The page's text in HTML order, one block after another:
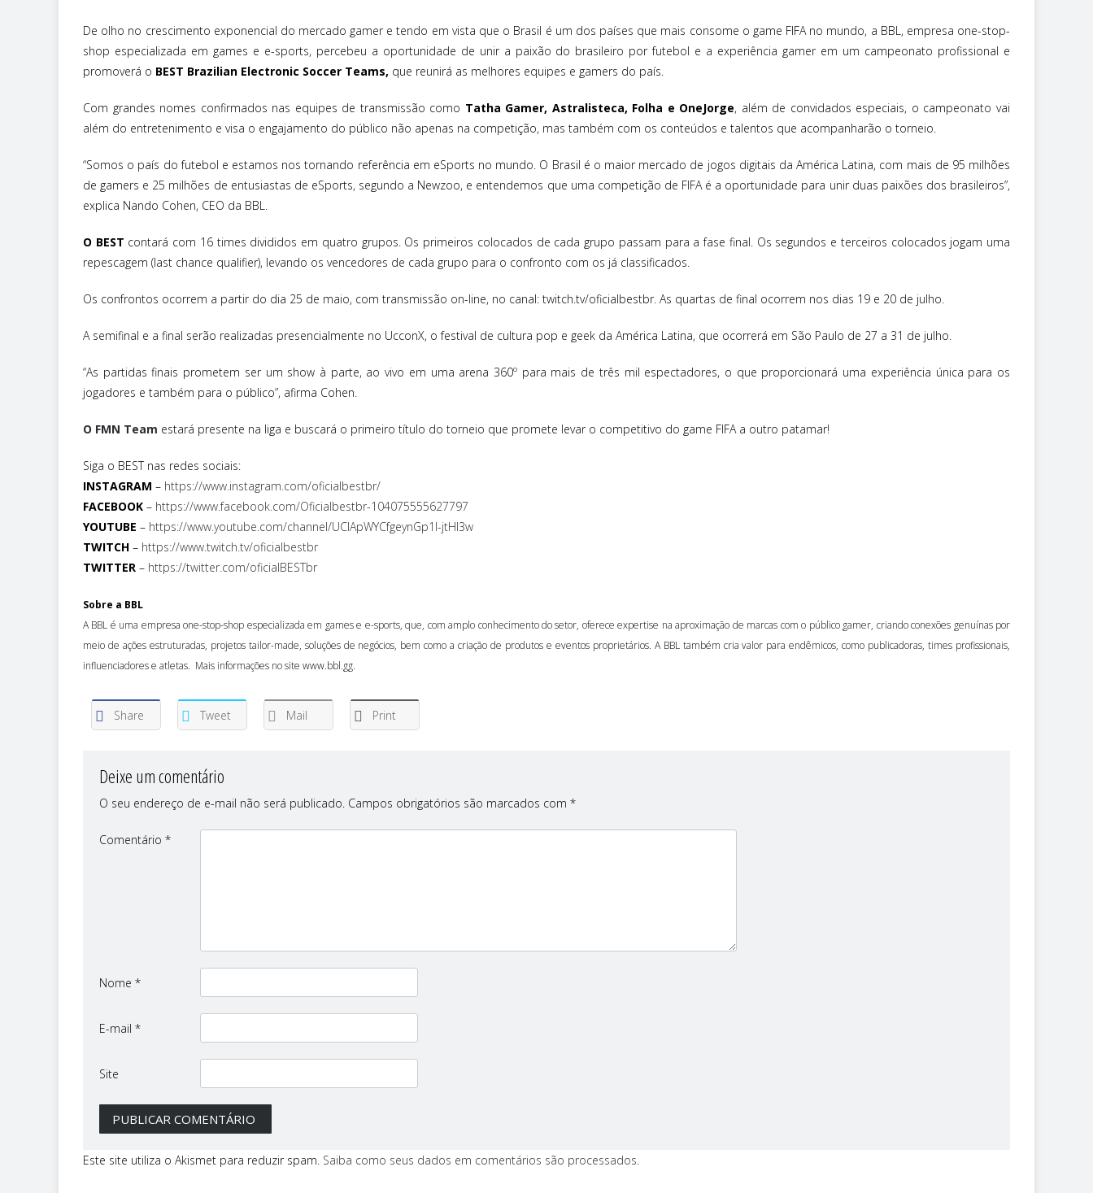
De olho no crescimento exponencial do mercado gamer e tendo em vista que o Brasil é um dos países que mais consome o game FIFA no mundo, a BBL, empresa one-stop-
shop especializada em games e e-sports, percebeu a oportunidade de unir a paixão do brasileiro por futebol e a experiência gamer em um campeonato profissional e
promoverá o BEST Brazilian Electronic Soccer Teams, que reunirá as melhores equipes e gamers do país.
Com grandes nomes confirmados nas equipes de transmissão como Tatha Gamer, Astralisteca, Folha e OneJorge, além de convidados especiais, o campeonato vai
além do entretenimento e visa o engajamento do público não apenas na competição, mas também com os conteúdos e talentos que acompanharão o torneio.
“Somos o país do futebol e estamos nos tornando referência em eSports no mundo. O Brasil é o maior mercado de jogos digitais da América Latina, com mais de 95 milhões
de gamers e 25 milhões de entusiastas de eSports, segundo a Newzoo, e entendemos que uma competição de FIFA é a oportunidade para unir duas paixões dos brasileiros”,
explica Nando Cohen, CEO da BBL.
O BEST contará com 16 times divididos em quatro grupos. Os primeiros colocados de cada grupo passam para a fase final. Os segundos e terceiros colocados jogam uma
repescagem (last chance qualifier), levando os vencedores de cada grupo para o confronto com os já classificados.
Os confrontos ocorrem a partir do dia 25 de maio, com transmissão on-line, no canal: twitch.tv/oficialbestbr. As quartas de final ocorrem nos dias 19 e 20 de julho.
A semifinal e a final serão realizadas presencialmente no UcconX, o festival de cultura pop e geek da América Latina, que ocorrerá em São Paulo de 27 a 31 de julho.
“As partidas finais prometem ser um show à parte, ao vivo em uma arena 360º para mais de três mil espectadores, o que proporcionará uma experiência única para os
jogadores e também para o público”, afirma Cohen.
O FMN Team estará presente na liga e buscará o primeiro título do torneio que promete levar o competitivo do game FIFA a outro patamar!
Siga o BEST nas redes sociais:
INSTAGRAM – https://www.instagram.com/oficialbestbr/
FACEBOOK – https://www.facebook.com/Oficialbestbr-104075555627797
YOUTUBE – https://www.youtube.com/channel/UCIApWYCfgeynGp1I-jtHI3w
TWITCH – https://www.twitch.tv/oficialbestbr
TWITTER – https://twitter.com/oficialBESTbr
Sobre a BBL
A BBL é uma empresa one-stop-shop especializada em games e e-sports, que, com amplo conhecimento do setor, oferece expertise na aproximação de marcas com o público gamer, criando conexões genuínas por
meio de ações estruturadas, projetos tailor-made, soluções de negócios, bem como a criação de produtos e eventos proprietários. A BBL também cria valor para endêmicos, como publicadoras, times profissionais,
influenciadores e atletas. Mais informações no site www.bbl.gg.
Share Tweet Mail Print
Deixe um comentário
O seu endereço de e-mail não será publicado. Campos obrigatórios são marcados com *
Comentário *
Nome *
E-mail *
Site
Este site utiliza o Akismet para reduzir spam. Saiba como seus dados em comentários são processados.